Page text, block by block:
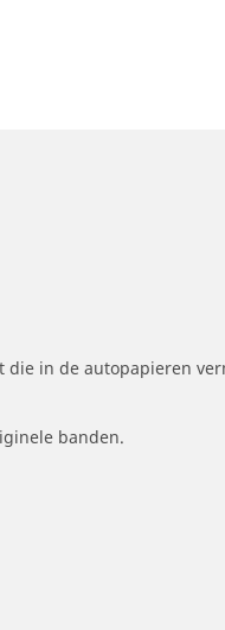
in de autopapieren
banden.